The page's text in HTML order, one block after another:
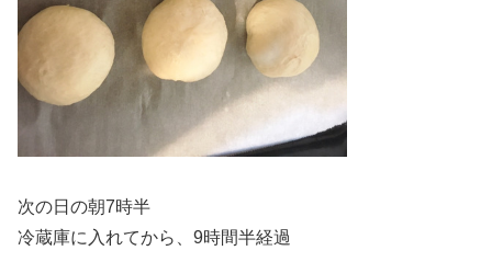
次の日の朝7時半
冷蔵庫に入れてから、9時間半経過